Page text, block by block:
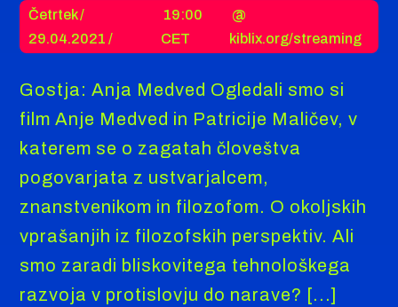
Četrtek /
29.04.2021 /
19:00
CET
@
kiblix.org/streaming
Gostja: Anja Medved Ogledali smo si
film Anje Medved in Patricije Maličev, v
katerem se o zagatah človeštva
pogovarjata z ustvarjalcem,
znanstvenikom in filozofom. O okoljskih
vprašanjih iz filozofskih perspektiv. Ali
smo zaradi bliskovitega tehnološkega
razvoja v protislovju do narave? [...]